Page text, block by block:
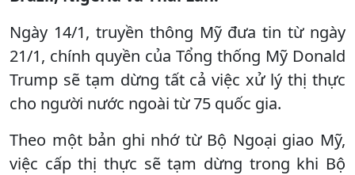
Ngày 14/1, truyền thông Mỹ đưa tin từ ngày
21/1, chính quyền của Tổng thống Mỹ Donald
Trump sẽ tạm dừng tất cả việc xử lý thị thực
cho người nước ngoài từ 75 quốc gia.
Theo một bản ghi nhớ từ Bộ Ngoại giao Mỹ,
việc cấp thị thực sẽ tạm dừng trong khi Bộ